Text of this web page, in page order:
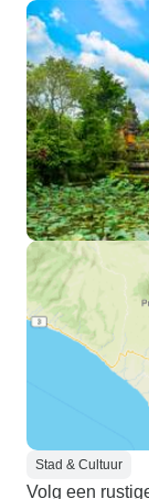
Stad & Cultuur
Volg een